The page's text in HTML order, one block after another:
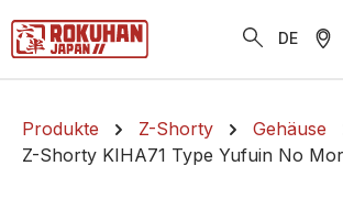
springen DE
Produkte Z-Shorty
Gehäuse
Z-Shorty KIHA71 Type Yufuin No